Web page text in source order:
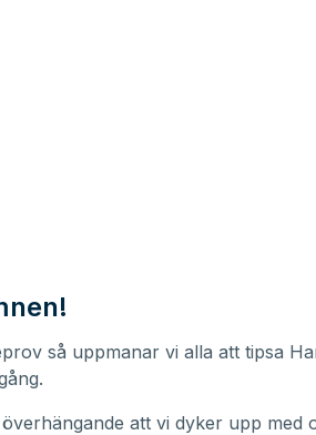
så uppmanar vi alla att tipsa
att vi dyker upp med